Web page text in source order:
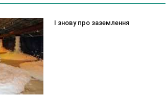
І знову про заземлення